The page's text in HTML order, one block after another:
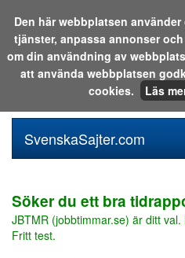
Sök i katalogen eller på
SvenskaSajter.com
Söker du ett bra
JBTMR (jobbtimmar.se) är ditt
Fritt test.
Den här webbplatsen
tjänster, anpassa annonser
om din användning av
att använda webbplatsen
cookies.
Läs